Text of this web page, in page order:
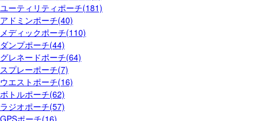
ユーティリティポーチ(181)
アドミンポーチ(40)
メディックポーチ(110)
ダンプポーチ(44)
グレネードポーチ(64)
スプレーポーチ(7)
ウエストポーチ(16)
ボトルポーチ(62)
ラジオポーチ(57)
GPSポーチ(16)